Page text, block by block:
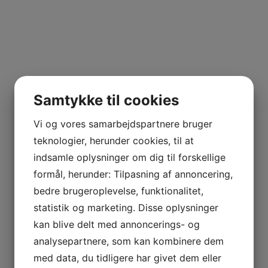
Samtykke til cookies
Vi og vores samarbejdspartnere bruger
teknologier, herunder cookies, til at
indsamle oplysninger om dig til forskellige
formål, herunder: Tilpasning af annoncering,
bedre brugeroplevelse, funktionalitet,
statistik og marketing. Disse oplysninger
kan blive delt med annoncerings- og
analysepartnere, som kan kombinere dem
med data, du tidligere har givet dem eller